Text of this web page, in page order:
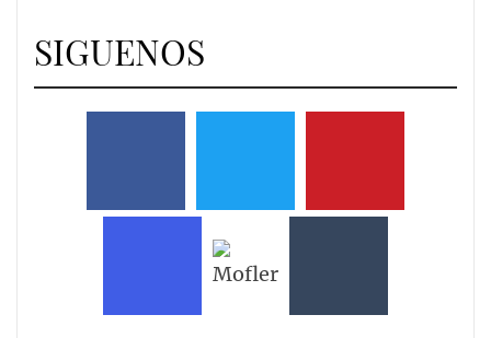
SIGUENOS